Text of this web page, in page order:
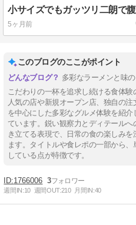
5ヶ月前
このブログのここがポイント
多彩なラーメンと味
こだわりの一杯を追求し続ける食体験
人気の店や新規オープン店、独自の
を中心にした多彩なグルメ体験を紹
ています。鋭い観察力とディテール
き立てる表現で、日常の食の楽しみ
ます。タイトルや食レポの一部から、
している点が特徴です。
1766006 3
週間IN:10 週間OUT:210 月間IN:40